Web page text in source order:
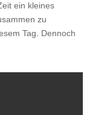
ein kleines
zu
Tag. Dennoch